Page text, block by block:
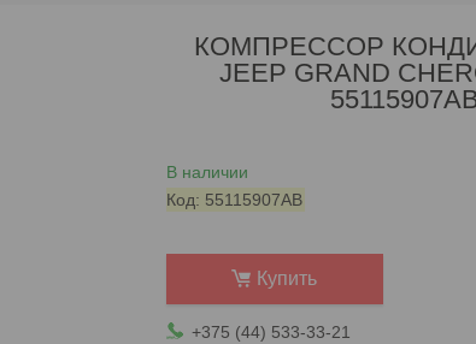
КОМПРЕССОР
JEEP GRAND
В наличии
Код: 55115907AB
Купить
+375 (44) 533-33-21